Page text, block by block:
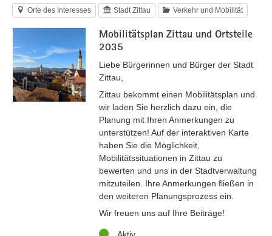
Orte des Interesses Stadt Zittau Verkehr und Mobilität
Mobilitätsplan Zittau und Ortsteile
2035
Liebe Bürgerinnen und Bürger der Stadt
Zittau,
Zittau bekommt einen Mobilitätsplan und
wir laden Sie herzlich dazu ein, die
Planung mit Ihren Anmerkungen zu
unterstützen! Auf der interaktiven Karte
haben Sie die Möglichkeit,
Mobilitätssituationen in Zittau zu
bewerten und uns in der Stadtverwaltung
mitzuteilen. Ihre Anmerkungen fließen in
den weiteren Planungsprozess ein.
Wir freuen uns auf Ihre Beiträge!
Status